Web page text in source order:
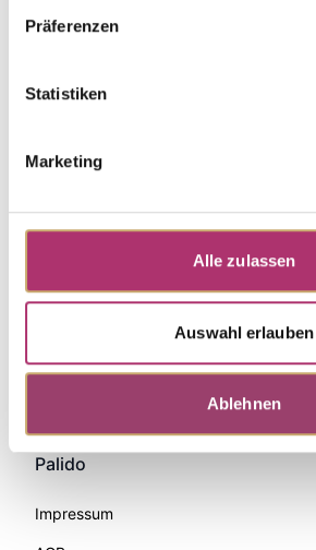
Präferenzen
Statistiken
Marketing
Alle zulassen
Auswahl erlauben
Ablehnen
Palido
Impressum